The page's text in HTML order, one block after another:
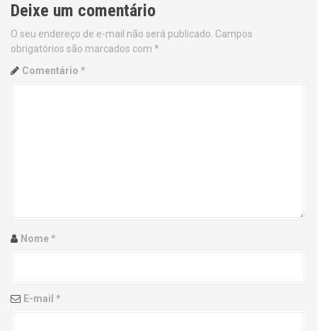
t
n
a
i
n
Deixe um comentário
O seu endereço de e-mail não será publicado. Campos
obrigatórios são marcados com *
Comentário *
Nome*
E-mail *